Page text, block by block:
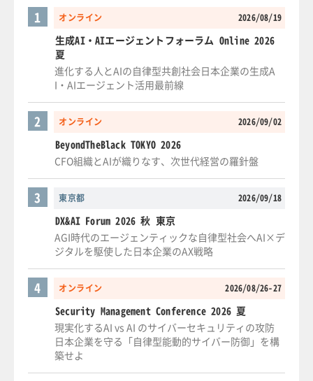
オンライン 2026/08/19
1
生成AI・AIエージェントフォーラム Online 2026
夏
進化する人とAIの自律型共創社会日本企業の生成A
I・AIエージェント活用最前線
オンライン 2026/09/02
2
BeyondTheBlack TOKYO 2026
CFO組織とAIが織りなす、次世代経営の羅針盤
東京都 2026/09/18
3
DX&AI Forum 2026 秋 東京
AGI時代のエージェンティックな自律型社会へAI×デ
ジタルを駆使した日本企業のAX戦略
オンライン 2026/08/26-27
4
Security Management Conference 2026 夏
現実化するAI vs AI のサイバーセキュリティの攻防
日本企業を守る「自律型能動的サイバー防御」を構
築せよ